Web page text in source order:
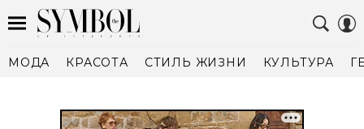
МОДА КРАСОТА СТИЛЬ ЖИЗНИ КУЛЬТУРА